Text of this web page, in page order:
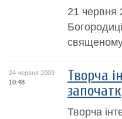
21 червня
24 червня 2009
10:48
Творча
Творча